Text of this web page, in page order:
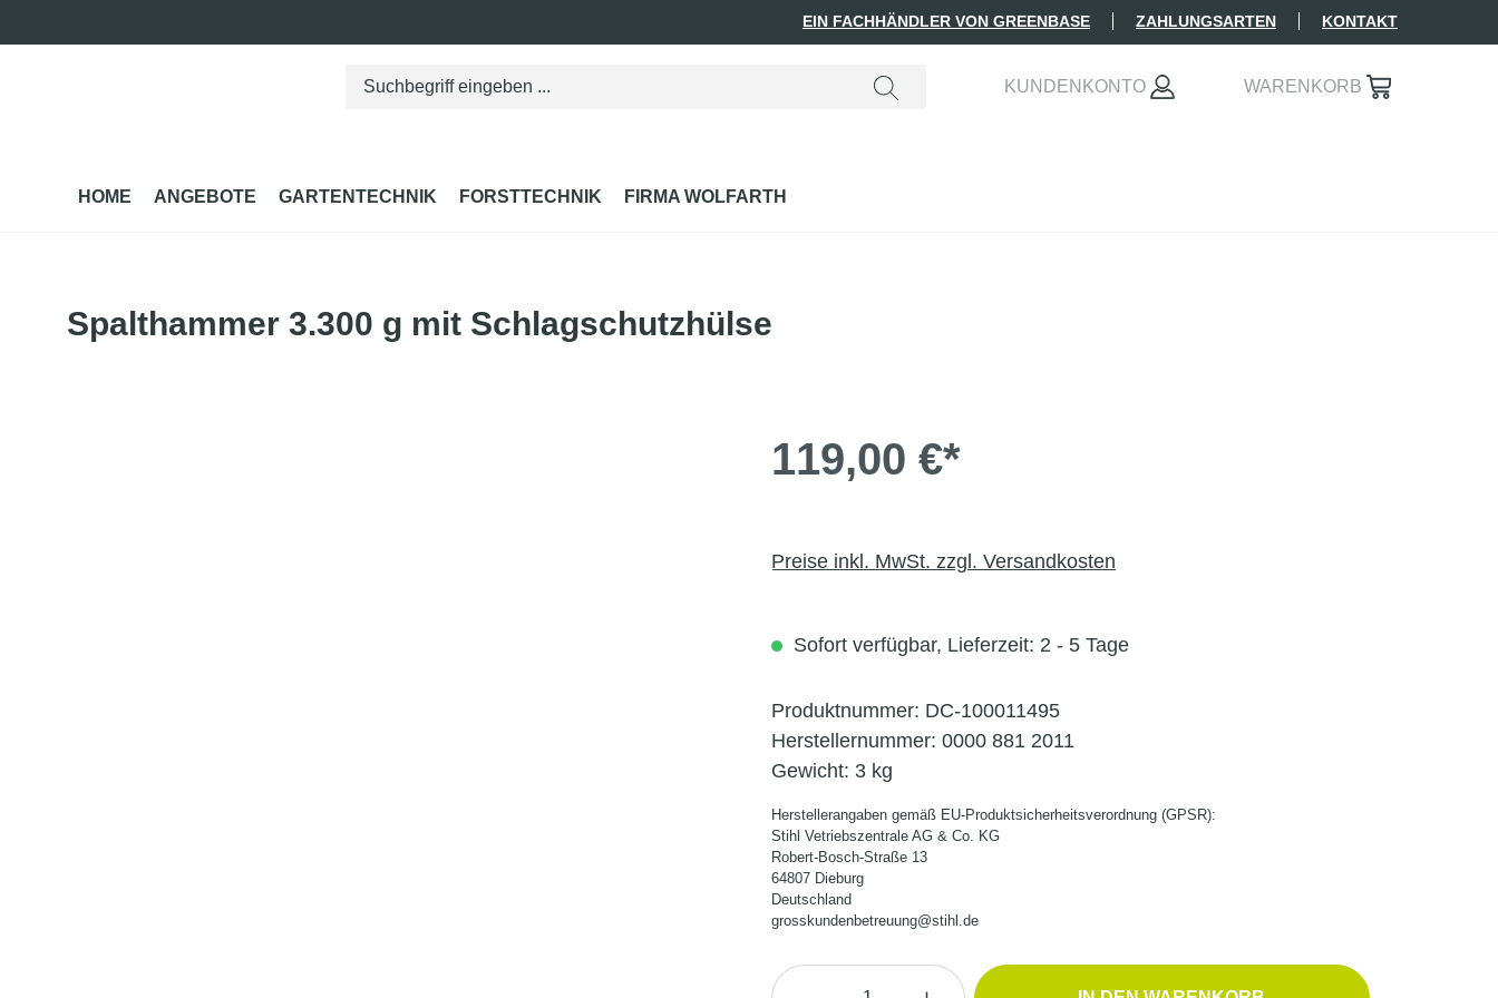
EIN FACHHÄNDLER VON GREENBASE ZAHLUNGSARTEN KONTAKT
KUNDENKONTO WARENKORB
HOME ANGEBOTE GARTENTECHNIK FORSTTECHNIK FIRMA WOLFARTH
Spalthammer 3.300 g mit Schlagschutzhülse
119,00 €*
Preise inkl. MwSt. zzgl. Versandkosten
Sofort verfügbar, Lieferzeit: 2 - 5 Tage
Produktnummer: DC-100011495
Herstellernummer: 0000 881 2011
Gewicht: 3 kg
Herstellerangaben gemäß EU-Produktsicherheitsverordnung (GPSR):
Stihl Vetriebszentrale AG & Co. KG
Robert-Bosch-Straße 13
64807 Dieburg
Deutschland
grosskundenbetreuung@stihl.de
Produkt Anzahl: Gib den gewünschten Wert ein oder